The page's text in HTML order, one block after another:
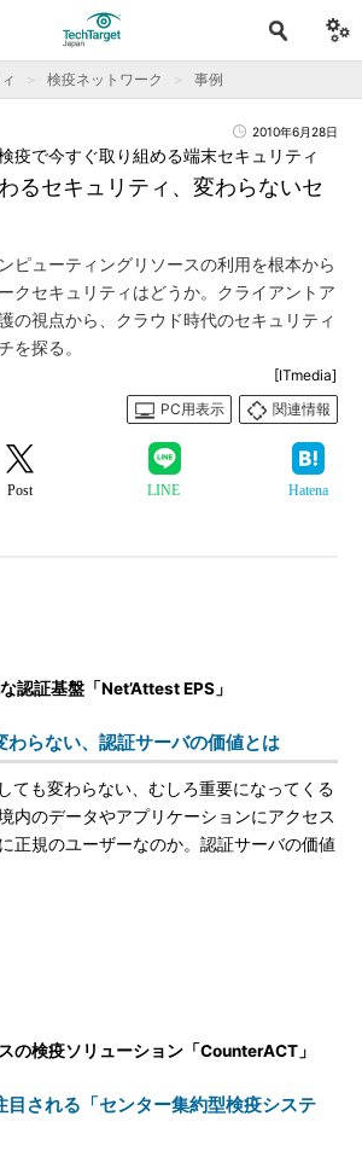
検疫ネットワーク 事例
2010年6月28日
るセキュリティ、変わらないセ
疫で今すぐ取り組める端末セキュリティ
ピューティングリソースの利用を根本から
クセキュリティはどうか。クライアントア
の視点から、クラウド時代のセキュリティ
を探る。
[ITmedia]
PC用表示
関連情報
Post LINE Hatena
認証基盤「Net’Attest EPS」
わらない、認証サーバの価値とは
ても変わらない、むしろ重要になってくる
内のデータやアプリケーションにアクセス
正規のユーザーなのか。認証サーバの価値
の検疫ソリューション「CounterACT」
目される「センター集約型検疫システ